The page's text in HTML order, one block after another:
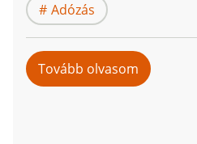
Adózás
Tovább olvasom ezt:
Kisadózó